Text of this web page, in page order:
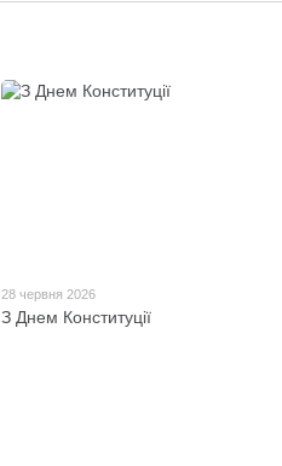
28 червня 2026
З Днем Конституції